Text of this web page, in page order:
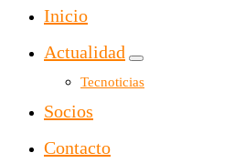
Yacal micro hosting
Inicio
Actualidad
Tecnoticias
Socios
Contacto